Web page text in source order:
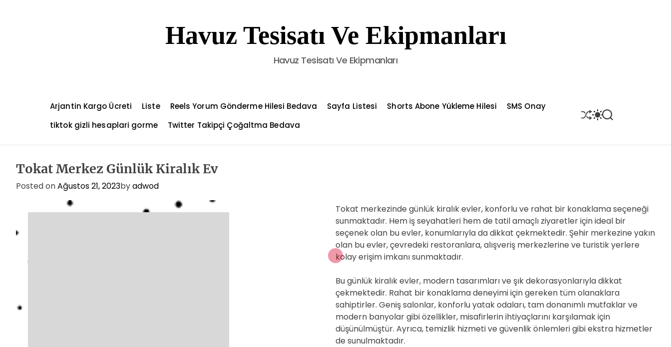
t
Havuz Tesisatı Ve Ekipmanları
Havuz Tesisatı Ve Ekipmanları
Arjantin Kargo Ücreti Liste Reels Yorum Gönderme Hilesi Bedava Sayfa Listesi Shorts Abone Yükleme Hilesi
SMS Onay
tiktok gizli hesaplari gorme
Twitter Takipçi Çoğaltma Bedava
S
H
S
W
M
O
D
E
S
E
Tokat Merkez Günlük Kiralık Ev
Posted onAğustos 21, 2023byadwod
Tokat merkezinde günlük kiralık evler, konforlu ve rahat bir konaklama seçeneği
sunmaktadır. Hem iş seyahatleri hem de tatil amaçlı ziyaretler için ideal bir
seçenek olan bu evler, konumlarıyla da dikkat çekmektedir. Şehir merkezine yakın
olan bu evler, çevredeki restoranlara, alışveriş merkezlerine ve turistik yerlere
kolay erişim imkanı sunmaktadır.
Bu günlük kiralık evler, modern tasarımları ve şık dekorasyonlarıyla dikkat
çekmektedir. Rahat bir konaklama deneyimi için gereken tüm olanaklara
sahiptirler. Geniş salonlar, konforlu yatak odaları, tam donanımlı mutfaklar ve
modern banyolar gibi özellikler, misafirlerin ihtiyaçlarını karşılamak için
düşünülmüştür. Ayrıca, temizlik hizmeti ve güvenlik önlemleri gibi ekstra hizmetler
de sunulmaktadır.